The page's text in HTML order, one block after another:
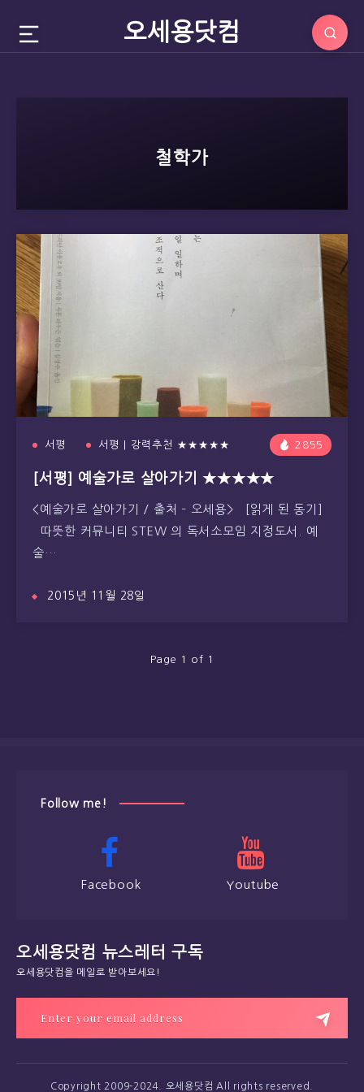
오세용닷컴
철학가
서평 서평 | 강력추천 ★★★★★ 2855
[서평] 예술가로 살아가기 ★★★★★
<예술가로 살아가기 / 출처 – 오세용> [읽게 된 동기]
따뜻한 커뮤니티 STEW 의 독서소모임 지정도서. 예
술…
2015년 11월 28일
Page 1 of 1
Follow me!
Facebook Youtube
오세용닷컴 뉴스레터 구독
오세용닷컴을 메일로 받아보세요!
Copyright 2009-2024. 오세용닷컴 All rights reserved.